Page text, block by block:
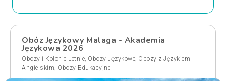
Obóz Językowy Malaga - Akademia
Językowa 2026
Obozy i Kolonie Letnie, Obozy Językowe, Obozy z Językiem
Angielskim, Obozy Edukacyjne